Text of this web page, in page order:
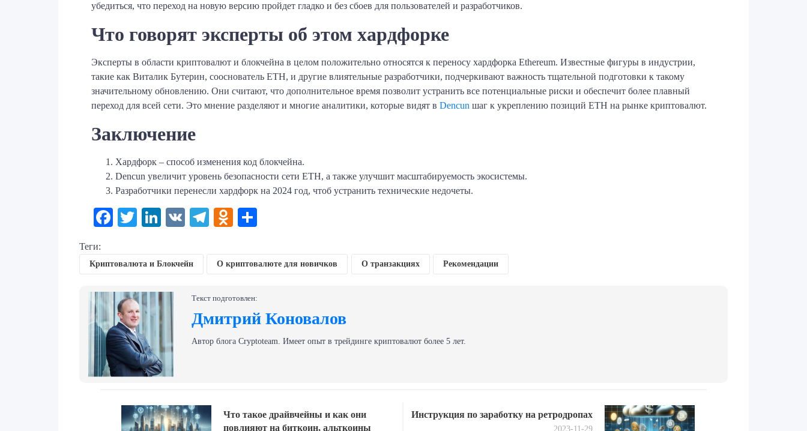
убедиться, что переход на новую версию пройдет гладко и без сбоев для пользователей и разработчиков.
Что говорят эксперты об этом хардфорке
Эксперты в области криптовалют и блокчейна в целом положительно относятся к переносу хардфорка Ethereum. Известные фигуры в индустрии,
такие как Виталик Бутерин, сооснователь ETH, и другие влиятельные разработчики, подчеркивают важность тщательной подготовки к такому
значительному обновлению. Они считают, что дополнительное время позволит устранить все потенциальные риски и обеспечит более плавный
переход для всей сети. Это мнение разделяют и многие аналитики, которые видят в Dencun шаг к укреплению позиций ETH на рынке криптовалют.
Заключение
Хардфорк – способ изменения код блокчейна.
Dencun увеличит уровень безопасности сети ETH, а также улучшит масштабируемость экосистемы.
Разработчики перенесли хардфорк на 2024 год, чтоб устранить технические недочеты.
Facebook
TwitterLinkedIn
VK Telegram
Odnoklassniki
Теги:
Криптовалюта и Блокчейн О криптовалюте для новичков О транзакциях Рекомендации
Текст подготовлен:
Дмитрий Коновалов
Автор блога Сryptoteam. Имеет опыт в трейдинге криптовалют более 5 лет.
Что такое драйвчейны и как они
повлияют на биткоин, альткоины
Next
post:
Инструкция по заработку на ретродропах
2023-11-29